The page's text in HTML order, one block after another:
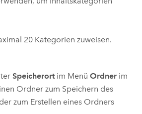
20 Kategorien zuweisen.
Speicherortim Menü Ordnerim
Ordner zum Speichern des
zum Erstellen eines Ordners